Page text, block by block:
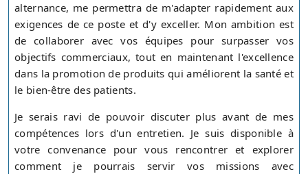
alternance, me permettra de m'adapter rapidement aux
exigences de ce poste et d'y exceller. Mon ambition est
de collaborer avec vos équipes pour surpasser vos
objectifs commerciaux, tout en maintenant l'excellence
dans la promotion de produits qui améliorent la santé et
le bien-être des patients.
Je serais ravi de pouvoir discuter plus avant de mes
compétences lors d'un entretien. Je suis disponible à
votre convenance pour vous rencontrer et explorer
comment je pourrais servir vos missions avec